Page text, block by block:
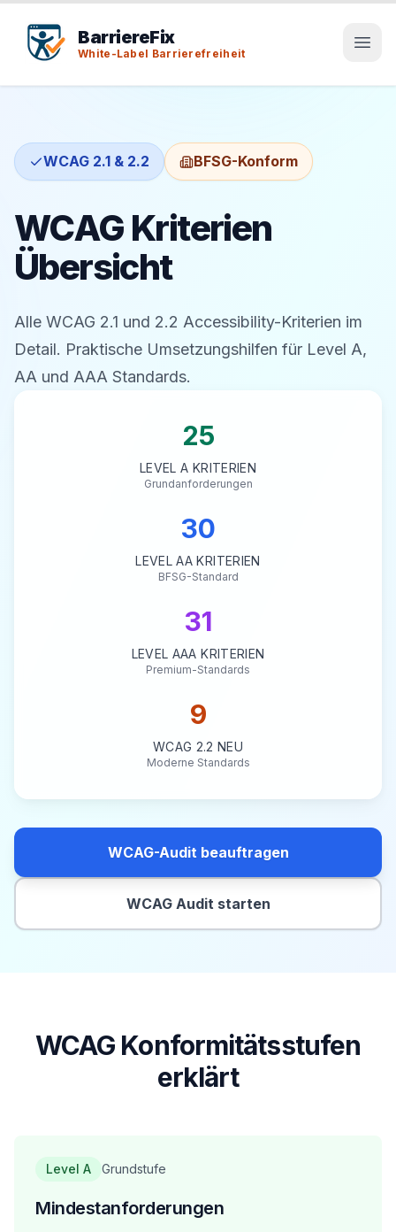
BarriereFix
White-Label Barrierefreiheit
WCAG 2.1 & 2.2 BFSG-Konform
WCAG Kriterien
Übersicht
Alle WCAG 2.1 und 2.2 Accessibility-Kriterien im
Detail. Praktische Umsetzungshilfen für Level A,
AA und AAA Standards.
25
LEVEL A KRITERIEN
Grundanforderungen
30
LEVEL AA KRITERIEN
BFSG-Standard
31
LEVEL AAA KRITERIEN
Premium-Standards
9
WCAG 2.2 NEU
Moderne Standards
WCAG-Audit beauftragen
WCAG Audit starten
WCAG Konformitätsstufen
erklärt
Level A Grundstufe
Mindestanforderungen